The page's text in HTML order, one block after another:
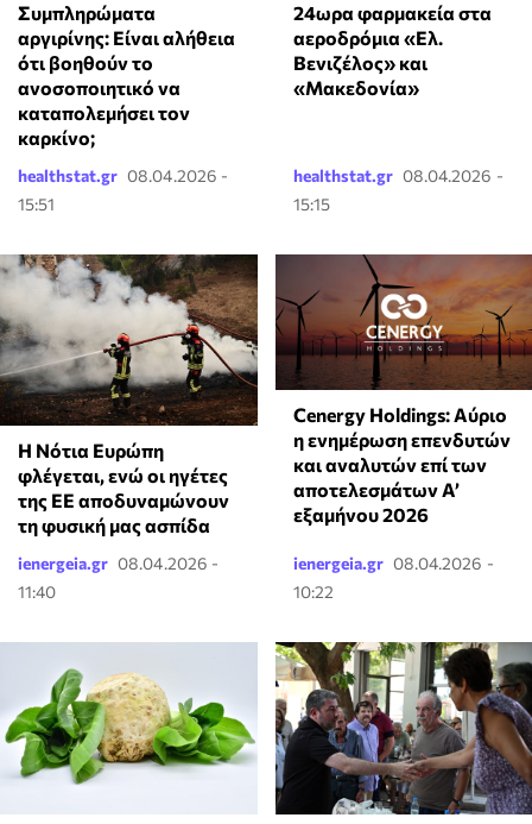
⁠Συμπληρώματα
αργιρίνης: Είναι αλήθεια
ότι βοηθούν το
ανοσοποιητικό να
καταπολεμήσει τον
καρκίνο;
healthstat.gr 08.04.2026 -
15:51
24ωρα φαρμακεία στα
αεροδρόμια «Ελ.
Βενιζέλος» και
«Μακεδονία»
healthstat.gr 08.04.2026 -
15:15
Η Νότια Ευρώπη
φλέγεται, ενώ οι ηγέτες
της ΕΕ αποδυναμώνουν
τη φυσική μας ασπίδα
ienergeia.gr 08.04.2026 -
11:40
Cenergy Holdings: Αύριο
η ενημέρωση επενδυτών
και αναλυτών επί των
αποτελεσμάτων A’
εξαμήνου 2026
ienergeia.gr 08.04.2026 -
10:22